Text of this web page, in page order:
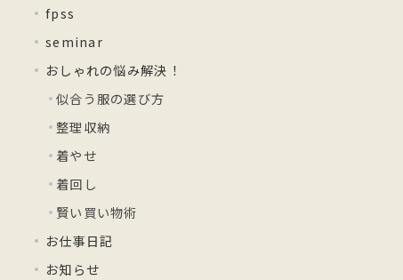
fpss
seminar
おしゃれの悩み解決！
似合う服の選び方
整理収納
着やせ
着回し
賢い買い物術
お仕事日記
お知らせ